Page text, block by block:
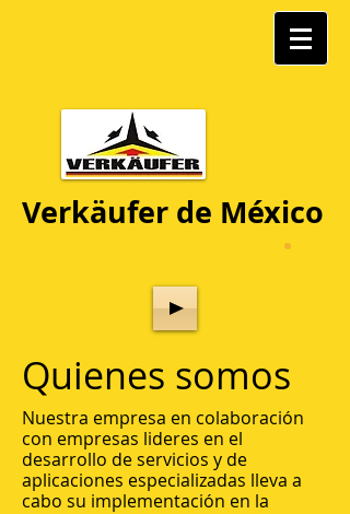
Verkäufer de México
Quienes somos
Nuestra empresa en colaboración
con empresas lideres en el
desarrollo de servicios y de
aplicaciones especializadas lleva a
cabo su implementación en la